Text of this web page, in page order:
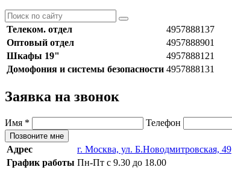
Телеком. отдел
4957888137
Оптовый отдел
4957888901
Шкафы 19"
4957888121
Домофония и системы безопасности 4957888131
Заявка на звонок
Имя * Телефон
Позвоните мне
Адрес
г. Москва, ул. Б.Новодмитровская, 49
График работы Пн-Пт с 9.30 до 18.00